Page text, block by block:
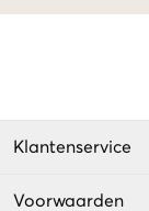
Klantenservice
Voorwaarden